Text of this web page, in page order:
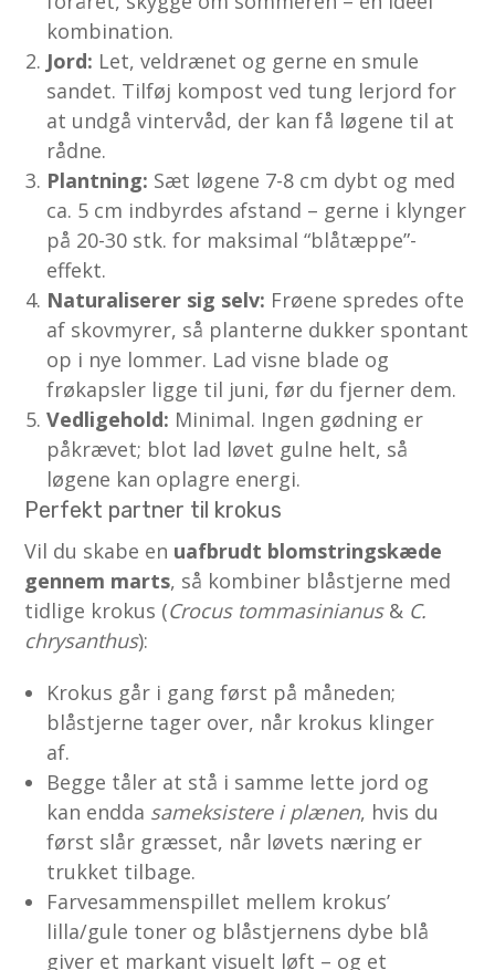
kombination.
Jord: Let, veldrænet og gerne en smule
sandet. Tilføj kompost ved tung lerjord for
at undgå vintervåd, der kan få løgene til at
rådne.
Plantning: Sæt løgene 7-8 cm dybt og med
ca. 5 cm indbyrdes afstand – gerne i klynger
på 20-30 stk. for maksimal “blåtæppe”-
effekt.
Naturaliserer sig selv: Frøene spredes ofte
af skovmyrer, så planterne dukker spontant
op i nye lommer. Lad visne blade og
frøkapsler ligge til juni, før du fjerner dem.
Vedligehold: Minimal. Ingen gødning er
påkrævet; blot lad løvet gulne helt, så
løgene kan oplagre energi.
Perfekt partner til krokus
Vil du skabe en uafbrudt blomstringskæde
gennem marts, så kombiner blåstjerne med
tidlige krokus (Crocus tommasinianus& C.
chrysanthus):
Krokus går i gang først på måneden;
blåstjerne tager over, når krokus klinger
af.
Begge tåler at stå i samme lette jord og
kan endda sameksistere i plænen, hvis du
først slår græsset, når løvets næring er
trukket tilbage.
Farvesammenspillet mellem krokus’
lilla/gule toner og blåstjernens dybe blå
giver et markant visuelt løft – og et